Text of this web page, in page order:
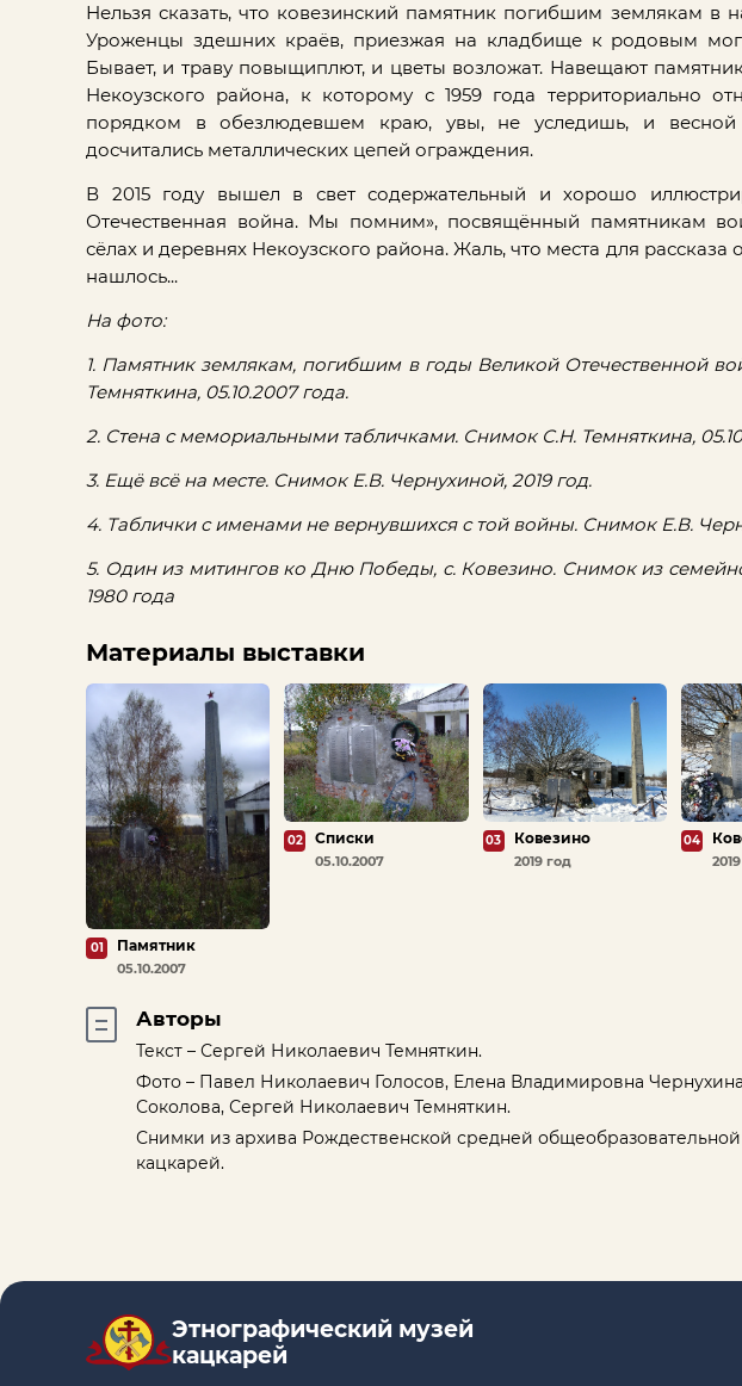
Нельзя сказать, что ковезинский памятник погибшим землякам в
Уроженцы здешних краёв, приезжая на кладбище к родовым
Бывает, и траву повыщиплют, и цветы возложат. Навещают
Некоузского района, к которому с 1959 года территориально
порядком в обезлюдевшем краю, увы, не уследишь, и
досчитались металлических цепей ограждения.
В 2015 году вышел в свет содержательный и хорошо
Отечественная война. Мы помним», посвящённый памятникам
сёлах и деревнях Некоузского района. Жаль, что места для
нашлось...
На фото:
1. Памятник землякам, погибшим в годы Великой Отечественной
Темняткина, 05.10.2007 года.
2. Стена с мемориальными табличками. Снимок С.Н. Темняткина,
3. Ещё всё на месте. Снимок Е.В. Чернухиной, 2019 год.
4. Таблички с именами не вернувшихся с той войны. Снимок Е.В.
5. Один из митингов ко Дню Победы, с. Ковезино. Снимок из
1980 года
Материалы выставки
01 Памятник
05.10.2007
02 Списки
05.10.2007
03 Ковезино
2019 год
04
Авторы
Текст – Сергей Николаевич Темняткин.
Фото – Павел Николаевич Голосов, Елена Владимировна
Соколова, Сергей Николаевич Темняткин.
Снимки из архива Рождественской средней
кацкарей.
Этнографический музей
кацкарей